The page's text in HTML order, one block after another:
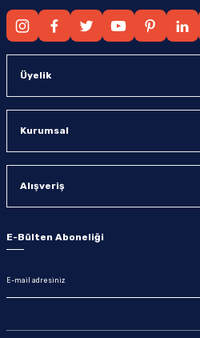
Üyelik
Kurumsal
Alışveriş
E-Bülten Aboneliği